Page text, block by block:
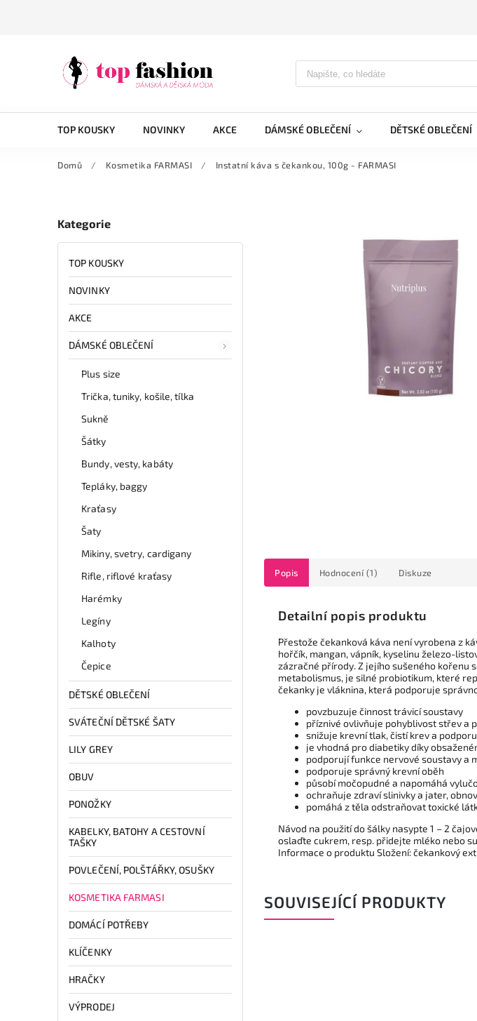
TOP KOUSKY NOVINKY AKCE DÁMSKÉ OBLEČENÍ DĚTSKÉ OBLEČENÍ
Domů / Kosmetika FARMASI / Instatní káva s čekankou, 100g - FARMASI
Kategorie
TOP KOUSKY
NOVINKY
AKCE
DÁMSKÉ OBLEČENÍ
Plus size
Trička, tuniky, košile, tílka
Sukně
Šátky
Bundy, vesty, kabáty
Tepláky, baggy
Kraťasy
Šaty
Mikiny, svetry, cardigany
Rifle, riflové kraťasy
Harémky
Legíny
Kalhoty
Čepice
DĚTSKÉ OBLEČENÍ
SVÁTEČNÍ DĚTSKÉ ŠATY
LILY GREY
OBUV
PONOŽKY
KABELKY, BATOHY A CESTOVNÍ
TAŠKY
POVLEČENÍ, POLŠTÁŘKY, OSUŠKY
KOSMETIKA FARMASI
DOMÁCÍ POTŘEBY
KLÍČENKY
HRAČKY
VÝPRODEJ
Popis Hodnocení (1) Diskuze
Detailní popis produktu
Přestože čekanková káva není vyrobena z
hořčík, mangan, vápník, kyselinu železo-
zázračné přírody. Z jejího sušeného kořenu
metabolismus, je silné probiotikum, které
čekanky je vláknina, která podporuje
povzbuzuje činnost trávicí soustavy
příznivé ovlivňuje pohyblivost střev a
snižuje krevní tlak, čistí krev a
je vhodná pro diabetiky díky
podporují funkce nervové soustavy a
podporuje správný krevní oběh
působí močopudné a napomáhá
ochraňuje zdraví slinivky a jater,
pomáhá z těla odstraňovat toxické
Návod na použitído šálky nasypte 1 – 2
oslaďte cukrem, resp. přidejte mléko nebo
Informace o produktu Složení: čekankový
SOUVISEJÍCÍ PRODUKTY